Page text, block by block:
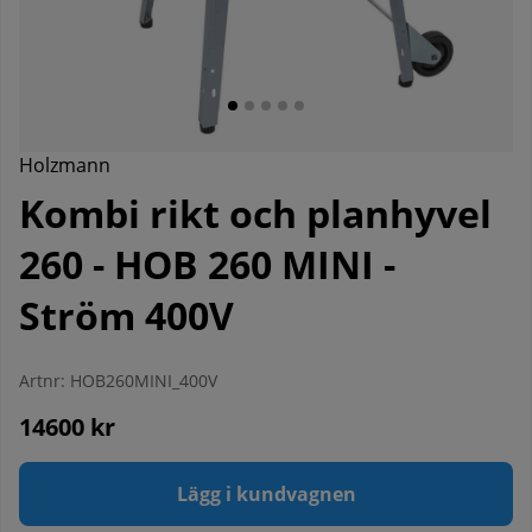
Holzmann
Kombi rikt och planhyvel
260 - HOB 260 MINI -
Ström 400V
Artnr: HOB260MINI_400V
14600 kr
Lägg i kundvagnen